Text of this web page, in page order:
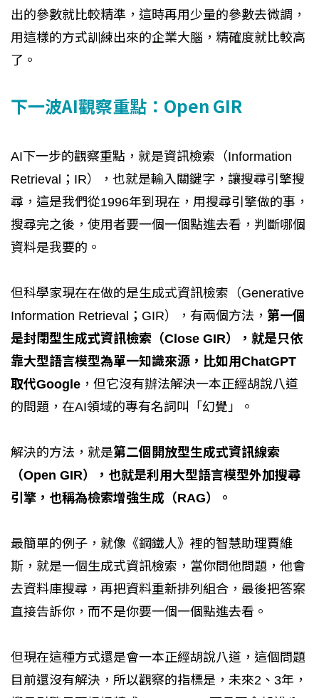
出的參數就比較精準，這時再用少量的參數去微調，
用這樣的方式訓練出來的企業大腦，精確度就比較高
了。
下一波AI觀察重點：Open GIR
AI下一步的觀察重點，就是資訊檢索（Information
Retrieval；IR），也就是輸入關鍵字，讓搜尋引擎搜
尋，這是我們從1996年到現在，用搜尋引擎做的事，
搜尋完之後，使用者要一個一個點進去看，判斷哪個
資料是我要的。
但科學家現在在做的是生成式資訊檢索（Generative
Information Retrieval；GIR），有兩個方法， 第一個
是封閉型生成式資訊檢索（Close GIR），就是只依
靠大型語言模型為單一知識來源，比如用ChatGPT
取代Google ，但它沒有辦法解決一本正經胡說八道
的問題，在AI領域的專有名詞叫「幻覺」。
解決的方法，就是第二個開放型生成式資訊線索
（Open GIR），也就是利用大型語言模型外加搜尋
引擎，也稱為檢索增強生成（RAG）。
最簡單的例子，就像《鋼鐵人》裡的智慧助理賈維
斯，就是一個生成式資訊檢索，當你問他問題，他會
去資料庫搜尋，再把資料重新排列組合，最後把答案
直接告訴你，而不是你要一個一個點進去看。
但現在這種方式還是會一本正經胡說八道，這個問題
目前還沒有解決，所以觀察的指標是，未來2、3年，